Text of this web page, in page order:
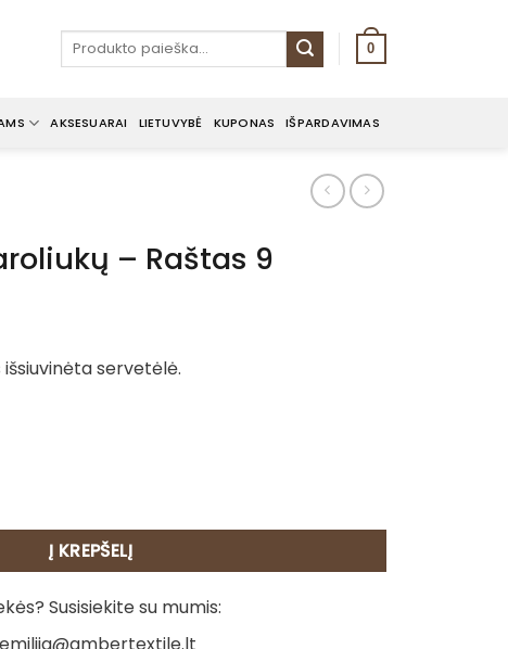
Ieškoti: 0
AKSESUARAI LIETUVYBĖ KUPONAS IŠPARDAVIMAS
– Raštas 9
servetėlė.
karoliukų - Raštas 9
Į KREPŠELĮ
Susisiekite su mumis:
emilija@ambertextile.lt